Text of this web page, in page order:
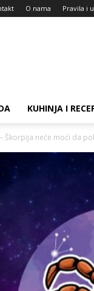
O nama Pravila i
KUHINJA I
Škorpija neće moći da